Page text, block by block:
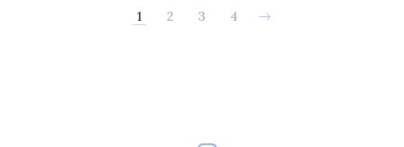
Plusieurs
1 2 3 4